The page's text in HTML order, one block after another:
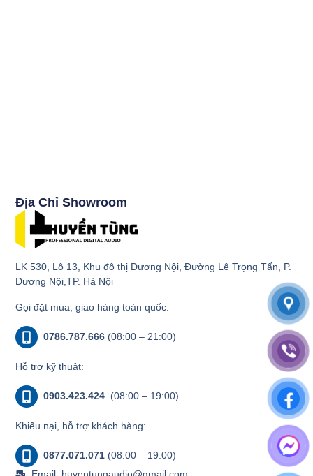
Địa Chỉ Showroom
LK 530, Lô 13, Khu đô thị Dương Nội, Đường Lê Trọng Tấn, P.
Dương Nội,TP. Hà Nội
Gọi đặt mua, giao hàng toàn quốc.
0786.787.666 (08:00 – 21:00)
Hỗ trợ kỹ thuật:
0903.423.424 (08:00 – 19:00)
Khiếu nại, hỗ trợ khách hàng:
0877.071.071 (08:00 – 19:00)